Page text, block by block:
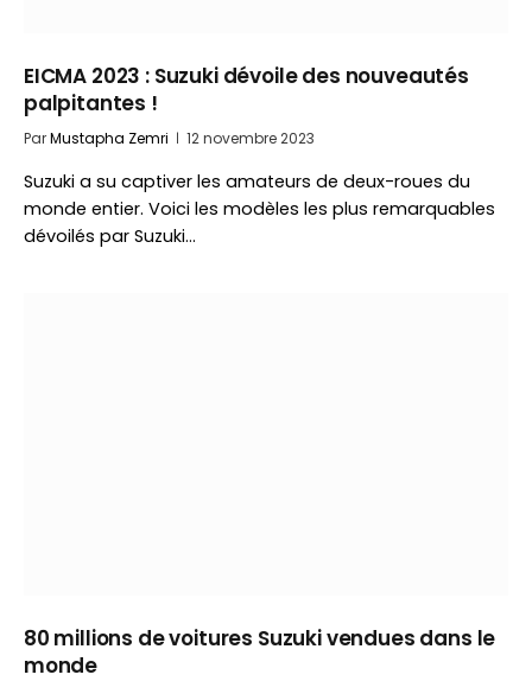
EICMA 2023 : Suzuki dévoile des nouveautés
palpitantes !
ParMustapha Zemri 12 novembre 2023
Suzuki a su captiver les amateurs de deux-roues du
monde entier. Voici les modèles les plus remarquables
dévoilés par Suzuki…
80 millions de voitures Suzuki vendues dans le
monde